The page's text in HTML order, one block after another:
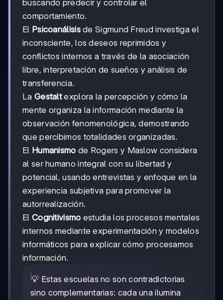
buscando predecir y controlar el
comportamiento.
El Psicoanálisisde Sigmund Freud investiga el
inconsciente, los deseos reprimidos y
conflictos internos a través de la asociación
libre, interpretación de sueños y análisis de
transferencia.
La Gestaltexplora la percepción y cómo la
mente organiza la información mediante la
observación fenomenológica, demostrando
que percibimos totalidades organizadas.
El Humanismo de Rogers y Maslow considera
al ser humano integral con su libertad y
potencial, usando entrevistas y enfoque en la
experiencia subjetiva para promover la
autorrealización.
El Cognitivismo estudia los procesos mentales
internos mediante experimentación y modelos
informáticos para explicar cómo procesamos
información.
💡 Estas escuelas no son contradictorias
sino complementarias: cada una ilumina